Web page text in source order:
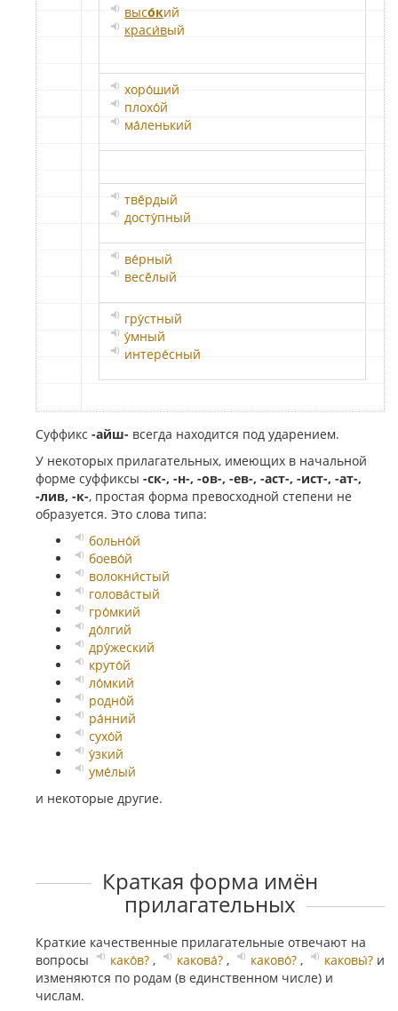
высо́кий
краси́вый
хоро́ший
плохо́й
ма́ленький
твё́рдый
досту́пный
ве́рный
весё́лый
гру́стный
у́мный
интере́сный
Суффикс -айш- всегда находится под ударением.
У некоторых прилагательных, имеющих в начальной
форме суффиксы -ск-, -н-, -ов-, -ев-, -аст-, -ист-, -ат-,
-лив, -к-, простая форма превосходной степени не
образуется. Это слова типа:
больно́й
боево́й
волокни́стый
голова́стый
гро́мкий
до́лгий
дру́жеский
круто́й
ло́мкий
родно́й
ра́нний
сухо́й
у́зкий
уме́лый
и некоторые другие.
Краткая форма имён
прилагательных
Краткие качественные прилагательные отвечают на
вопросы
како́в? , какова́? , каково́? , каковы́? и
изменяются по родам (в единственном числе) и
числам.